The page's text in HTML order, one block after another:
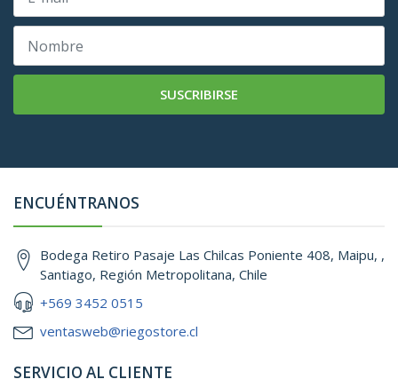
SUSCRIBIRSE
ENCUÉNTRANOS
Bodega Retiro Pasaje Las Chilcas Poniente 408, Maipu, ,
Santiago, Región Metropolitana, Chile
+569 3452 0515
ventasweb@riegostore.cl
SERVICIO AL CLIENTE